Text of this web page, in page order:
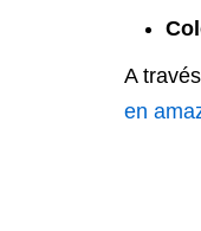
A
en